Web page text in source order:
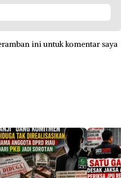
ini untuk komentar saya